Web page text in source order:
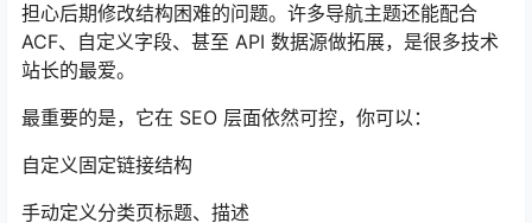
担心后期修改结构困难的问题。许多导航主题还能配合
ACF、自定义字段、甚至 API 数据源做拓展，是很多技术
站长的最爱。
最重要的是，它在 SEO 层面依然可控，你可以：
自定义固定链接结构
手动定义分类页标题、描述